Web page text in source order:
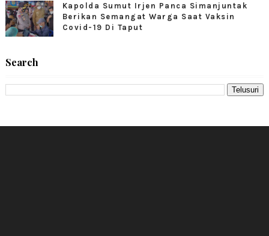
Kapolda Sumut Irjen Panca Simanjuntak
Berikan Semangat Warga Saat Vaksin
Covid-19 Di Taput
Search